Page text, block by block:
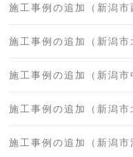
施工事例の追加（新潟市
施工事例の追加（新潟市
施工事例の追加（新潟市
施工事例の追加（新潟市
施工事例の追加（新潟市